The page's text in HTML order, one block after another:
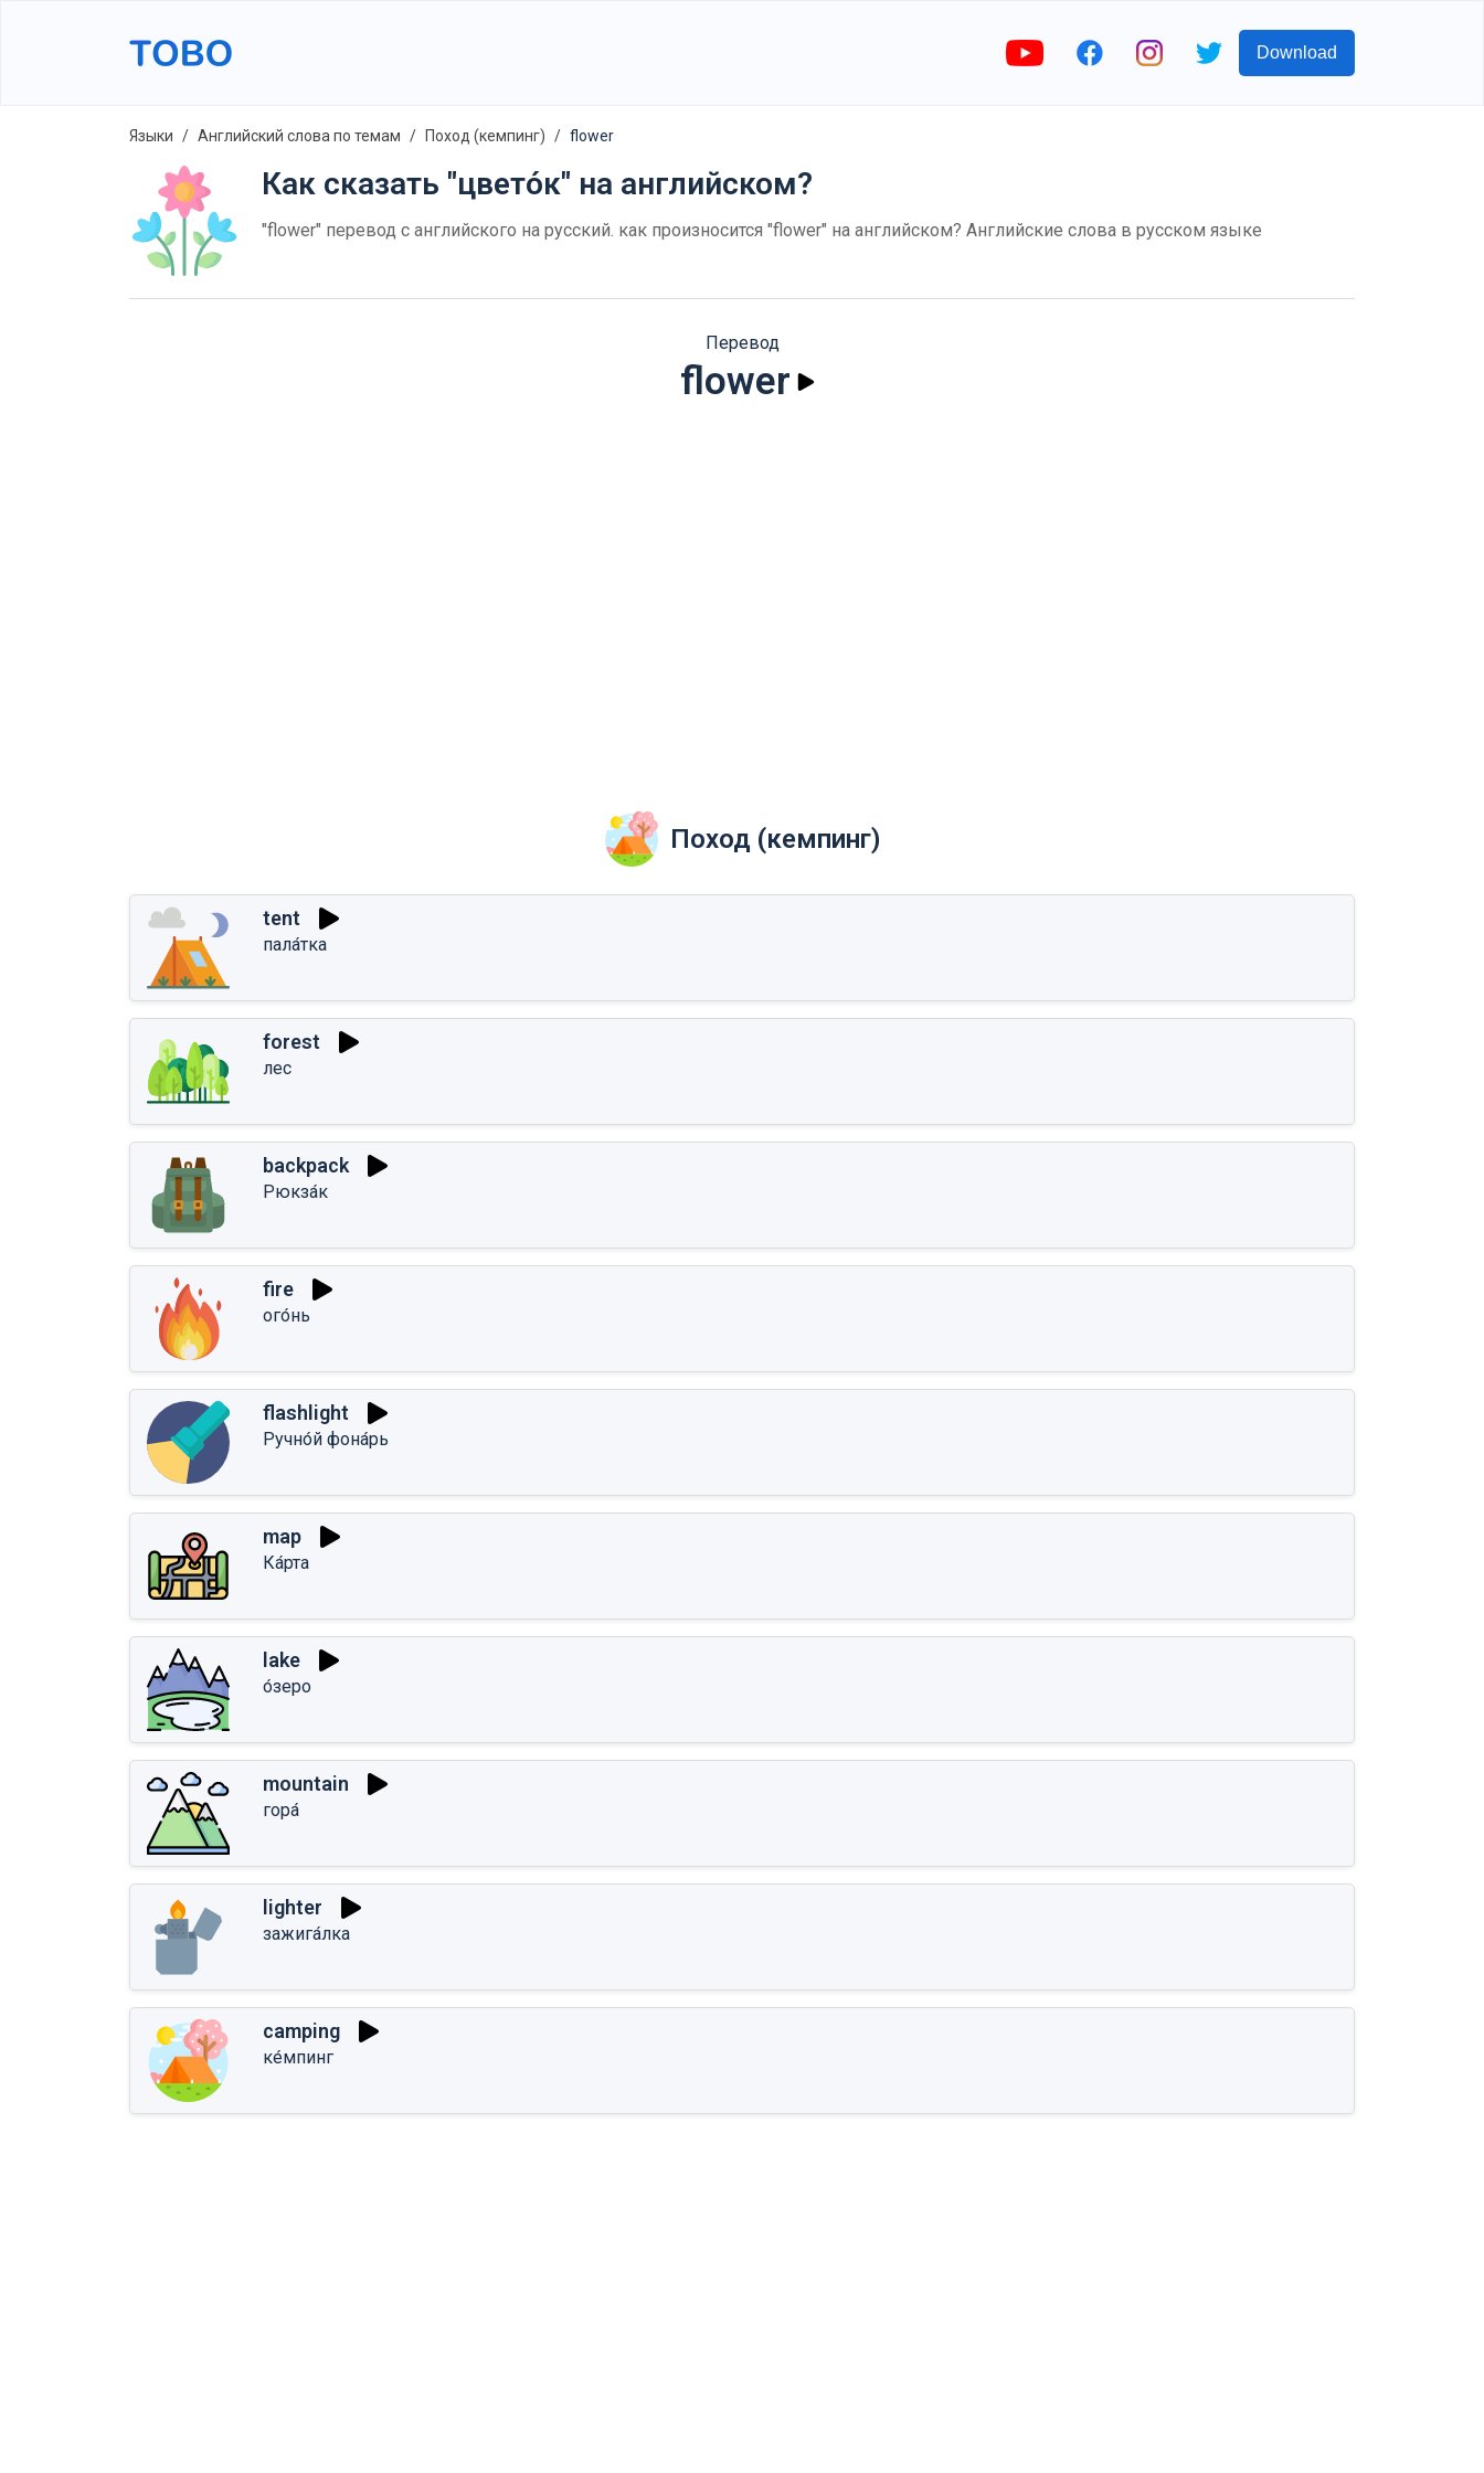
Download
Языки Английский слова по темам Поход (кемпинг) flower
Как сказать "цвето́к" на английском?
"flower" перевод с английского на русский. как произносится "flower" на английском? Английские слова в русском языке
Перевод
flower
Поход (кемпинг)
tent
пала́тка
forest
лес
backpack
Рюкза́к
fire
ого́нь
flashlight
Ручно́й фона́рь
map
Ка́рта
lake
о́зеро
mountain
гора́
lighter
зажига́лка
camping
ке́мпинг